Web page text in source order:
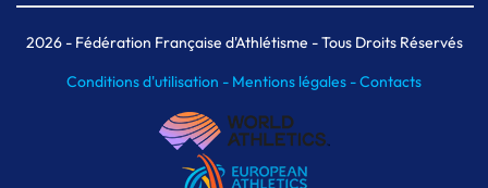
Meeting de Paris indoor
MAIF Ekiden de Paris
2026- Fédération Française d'Athlétisme - Tous Droits Réservés
Conditions d'utilisation - Mentions légales -Contacts